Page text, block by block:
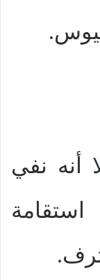
أنه نفي